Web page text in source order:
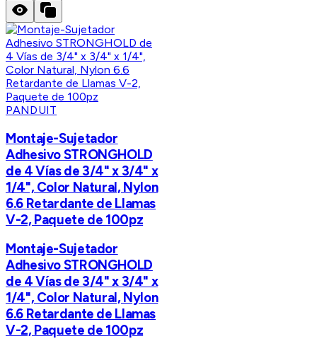
PANDUIT
Montaje-Sujetador
Adhesivo STRONGHOLD
de 4 Vías de 3/4" x 3/4" x
1/4", Color Natural, Nylon
6.6 Retardante de Llamas
V-2, Paquete de 100pz
Montaje-Sujetador
Adhesivo STRONGHOLD
de 4 Vías de 3/4" x 3/4" x
1/4", Color Natural, Nylon
6.6 Retardante de Llamas
V-2, Paquete de 100pz